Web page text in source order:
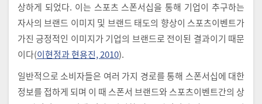
상하게 되었다. 이는 스포츠 스폰서십을 통해 기업이 추구하는
자사의 브랜드 이미지 및 브랜드 태도의 향상이 스포츠이벤트가
가진 긍정적인 이미지가 기업의 브랜드로 전이된 결과이기 때문
이다(이현정과 현용진, 2010).
일반적으로 소비자들은 여러 가지 경로를 통해 스폰서십에 대한
정보를 접하게 되며 이 때 스폰서 브랜드와 스포츠이벤트간의 상